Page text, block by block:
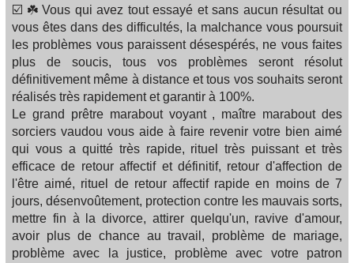
☑️ ☘️ Vous qui avez tout essayé et sans aucun résultat ou
vous êtes dans des difficultés, la malchance vous poursuit
les problèmes vous paraissent désespérés, ne vous faites
plus de soucis, tous vos problèmes seront résolut
définitivement même à distance et tous vos souhaits seront
réalisés très rapidement et garantir à 100%.
Le grand prêtre marabout voyant , maître marabout des
sorciers vaudou vous aide à faire revenir votre bien aimé
qui vous a quitté très rapide, rituel très puissant et très
efficace de retour affectif et définitif, retour d'affection de
l'être aimé, rituel de retour affectif rapide en moins de 7
jours, désenvoûtement, protection contre les mauvais sorts,
mettre fin à la divorce, attirer quelqu'un, ravive d'amour,
avoir plus de chance au travail, problème de mariage,
problème avec la justice, problème avec votre patron